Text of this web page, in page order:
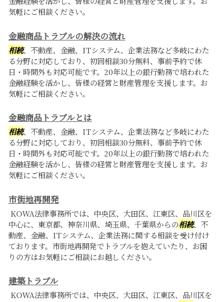
気軽にご相談ください。
金融商品トラブルの解決の流れ
相続、不動産、金融、ITシステム、企業法務など多岐にわた
る分野に対応しており、初回相談30分無料、事前予約で休
日・時間外も対応可能です。20年以上の銀行勤務で培われた
金融経験を活かし、皆様の経営と財産管理を支援します。お
気軽にご相談ください。
金融商品トラブルとは
相続、不動産、金融、ITシステム、企業法務など多岐にわた
る分野に対応しており、初回相談30分無料、事前予約で休
日・時間外も対応可能です。20年以上の銀行勤務で培われた
金融経験を活かし、皆様の経営と財産管理を支援します。お
気軽にご相談ください。
市街地再開発
KOWA法律事務所では、中央区、大田区、江東区、品川区を
中心に、東京都、神奈川県、埼玉県、千葉県からの相続、不
動産、金融、ITシステム、企業法務に関する相談を受け付け
ております。市街地再開発でトラブルを抱えていたり、お困
りの方はお気軽にご相談にお越しください。
建築トラブル
KOWA法律事務所では、中央区、大田区、江東区、品川区を